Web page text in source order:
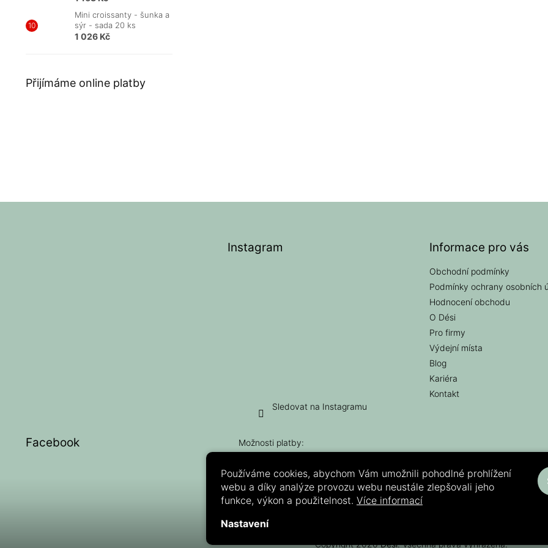
Používáme cookies, abychom Vám umožnili pohodlné prohlížení
webu a díky analýze provozu webu neustále zlepšovali jeho
funkce, výkon a použitelnost. Více informací
Nastavení
Mini croissanty - šunka a
sýr - sada 20 ks
1 026 Kč
Přijímáme online platby
Instagram
Sledovat na Instagramu
Informace pro vás
Obchodní podmínky
Podmínky ochrany osobních
Hodnocení obchodu
O Dési
Pro firmy
Výdejní místa
Blog
Kariéra
Kontakt
Facebook Možnosti platby:
Copyright 2026Dési. Všechna práva vyhrazena.